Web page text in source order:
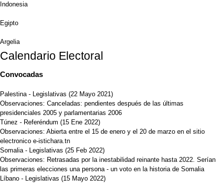
Indonesia
Egipto
Argelia
Calendario Electoral
Convocadas
Palestina - Legislativas (22 Mayo 2021 )
Observaciones: Canceladas: pendientes después de las últimas
presidenciales 2005 y parlamentarias 2006
Túnez - Referéndum (15 Ene 2022)
Observaciones: Abierta entre el 15 de enero y el 20 de marzo en el sitio
electronico e-istichara.tn
Somalia - Legislativas (25 Feb 2022)
Observaciones: Retrasadas por la inestabilidad reinante hasta 2022. Serían
las primeras elecciones una persona - un voto en la historia de Somalia
Líbano - Legislativas (15 Mayo 2022)